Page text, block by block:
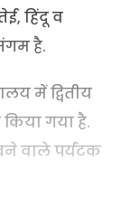
हिंदू व
है.
में द्वितीय
किया गया है.
वाले पर्यटक